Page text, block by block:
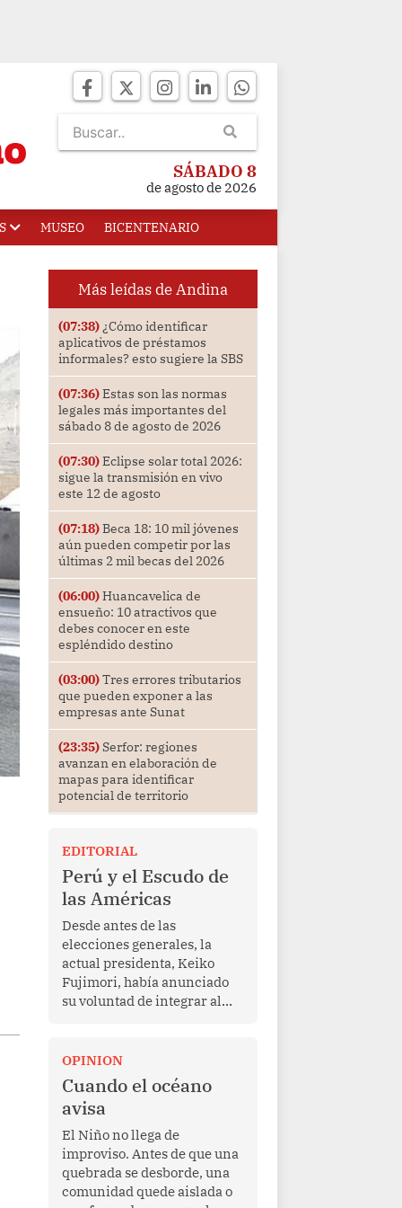
SÁBADO 8
de agosto de 2026
MUSEO BICENTENARIO
Más leídas de Andina
(07:38)¿Cómo identificar
aplicativos de préstamos
informales? esto sugiere la SBS
(07:36)Estas son las normas
legales más importantes del
sábado 8 de agosto de 2026
(07:30)Eclipse solar total 2026:
sigue la transmisión en vivo
este 12 de agosto
(07:18)Beca 18: 10 mil jóvenes
aún pueden competir por las
últimas 2 mil becas del 2026
(06:00)Huancavelica de
ensueño: 10 atractivos que
debes conocer en este
espléndido destino
(03:00)Tres errores tributarios
que pueden exponer a las
empresas ante Sunat
(23:35)Serfor: regiones
avanzan en elaboración de
mapas para identificar
potencial de territorio
EDITORIAL
Perú y el Escudo de
las Américas
Desde antes de las
elecciones generales, la
actual presidenta, Keiko
Fujimori, había anunciado
su voluntad de integrar al
en marzo de este año por el
mandatario estadounidense
Donald Trump, con el fin de
enfrentar al crimen
transnacional organizado y
al tráfico de drogas.
OPINION
Cuando el océano
avisa
El Niño no llega de
improviso. Antes de que una
quebrada se desborde, una
comunidad quede aislada o